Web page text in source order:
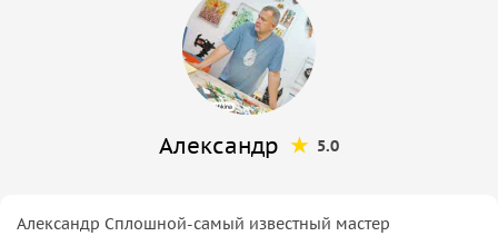
Александр 5.0
Александр Сплошной-самый известный мастер